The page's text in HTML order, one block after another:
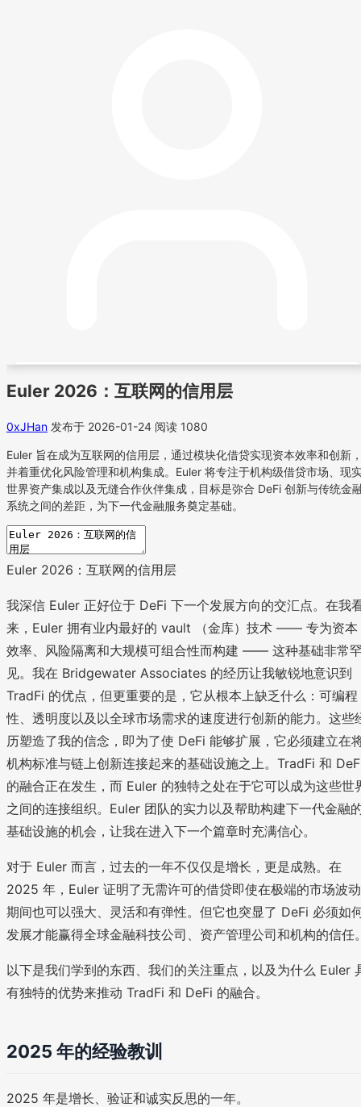
Euler 2026：互联网的信用层
0xJHan 发布于 2026-01-24 阅读 1080
Euler 旨在成为互联网的信用层，通过模块化借贷实现资本效率和创新
并着重优化风险管理和机构集成。Euler 将专注于机构级借贷市场、现
世界资产集成以及无缝合作伙伴集成，目标是弥合 DeFi 创新与传统金
系统之间的差距，为下一代金融服务奠定基础。
Euler 2026：互联网的信用层
我深信 Euler 正好位于 DeFi 下一个发展方向的交汇点。在我
来，Euler 拥有业内最好的 vault （金库）技术 —— 专为资本
效率、风险隔离和大规模可组合性而构建 —— 这种基础非常
见。我在 Bridgewater Associates 的经历让我敏锐地意识到
TradFi 的优点，但更重要的是，它从根本上缺乏什么：可编程
性、透明度以及以全球市场需求的速度进行创新的能力。这些
历塑造了我的信念，即为了使 DeFi 能够扩展，它必须建立在
机构标准与链上创新连接起来的基础设施之上。TradFi 和
的融合正在发生，而 Euler 的独特之处在于它可以成为这些世
之间的连接组织。Euler 团队的实力以及帮助构建下一代金融
基础设施的机会，让我在进入下一个篇章时充满信心。
对于 Euler 而言，过去的一年不仅仅是增长，更是成熟。在
2025 年，Euler 证明了无需许可的借贷即使在极端的市场波动
期间也可以强大、灵活和有弹性。但它也突显了 DeFi 必须如
发展才能赢得全球金融科技公司、资产管理公司和机构的信任
以下是我们学到的东西、我们的关注重点，以及为什么 Euler
有独特的优势来推动 TradFi 和 DeFi 的融合。
2025 年的经验教训
2025 年是增长、验证和诚实反思的一年。